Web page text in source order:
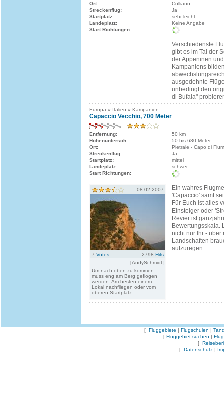
Ort:
Colliano
Streckenflug:
Ja
Startplatz:
sehr leicht
Landeplatz:
Keine Angabe
Start Richtungen:
Verschiedenste
gibt es im Tal der
der Appeninen
Kampaniens
ausgedehnte
unbedingt den
di Bufala"
Europa » Italien » Kampanien
Capaccio Vecchio, 700 Meter
Entfernung:
50 km
Höhenuntersch.:
50 bis 680 Meter
Ort:
Pietrale - Capo di
Streckenflug:
Ja
Startplatz:
mittel
Landeplatz:
schwer
Start Richtungen:
08.02.2007
7 Votes 2798 Hits
[AndySchmidt]
Um nach oben zu kommen
muss eng am Berg geflogen
werden. Am besten einem
Lokal nachfliegen oder vom
oberen Startplatz.
Ein wahres
'Capaccio' samt
Für Euch ist alles
Einsteiger oder
Revier ist
Bewertungsskala.
nicht nur Ihr - über
Landschaften
aufzuregen...
[ Fluggebiete | Flugschulen |
[ Fluggebiet suchen |
[
[ Datenschutz |